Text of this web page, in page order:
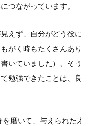
つながっています。
えず、自分がどう役に
がく時もたくさんあり
いていました）、そう
勉強できたことは、良
磨いて、与えられた才